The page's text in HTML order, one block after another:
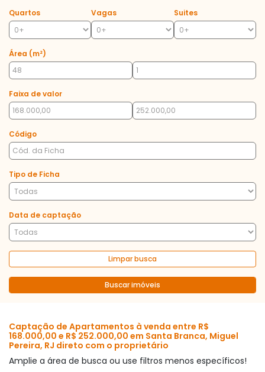
Quartos Vagas Suites
Área (m²)
Faixa de valor
Código
Tipo de Ficha
Data de captação
Limpar busca
Buscar imóveis
Captação de Apartamentos à venda entre R$
168.000,00 e R$ 252.000,00 em Santa Branca, Miguel
Pereira, RJ direto com o proprietário
Amplie a área de busca ou use filtros menos específicos!